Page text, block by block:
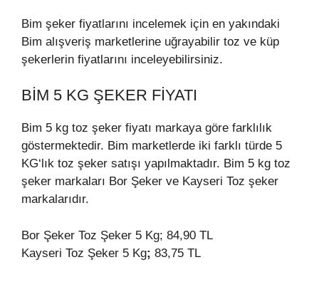
Bim şeker fiyatlarını incelemek için en yakındaki
Bim alışveriş marketlerine uğrayabilir toz ve küp
şekerlerin fiyatlarını inceleyebilirsiniz.
BIM 5 KG ŞEKER FIYATI
Bim 5 kg toz şeker fiyatı markaya göre farklılık
göstermektedir. Bim marketlerde iki farklı türde 5
KG‘lık toz şeker satışı yapılmaktadır. Bim 5 kg toz
şeker markaları Bor Şeker ve Kayseri Toz şeker
markalarıdır.
Bor Şeker Toz Şeker 5 Kg; 84,90 TL
Kayseri Toz Şeker 5 Kg; 83,75 TL